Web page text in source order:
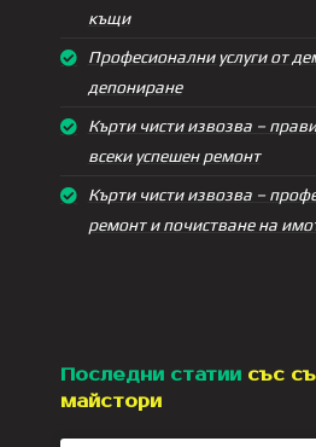
къщи
Професионални услуги от
депониране
Кърти чисти извозва –
всеки успешен ремонт
Кърти чисти извозва –
ремонт и почистване на
Последни статии със
майстори